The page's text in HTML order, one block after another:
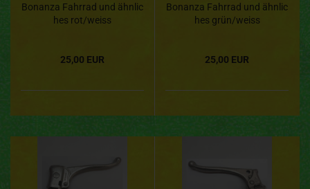
Bonanza Fahrrad und ähnlic
hes rot/weiss
25,00 EUR
Bonanza Fahrrad und ähnlic
hes grün/weiss
25,00 EUR